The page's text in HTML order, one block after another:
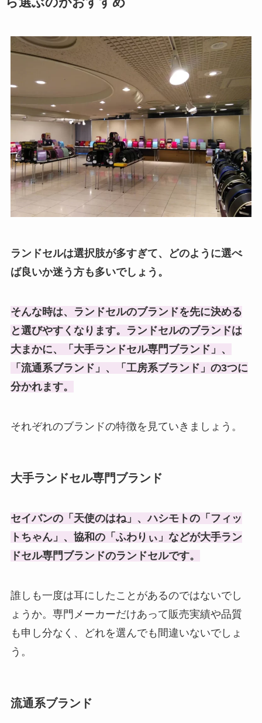
ランドセルは選択肢が多すぎて、どのように選べ
ば良いか迷う方も多いでしょう。
そんな時は、ランドセルのブランドを先に決める
と選びやすくなります。ランドセルのブランドは
大まかに、「大手ランドセル専門ブランド」、
「流通系ブランド」、「工房系ブランド」の3つに
分かれます。
それぞれのブランドの特徴を見ていきましょう。
大手ランドセル専門ブランド
セイバンの「天使のはね」、ハシモトの「フィッ
トちゃん」、協和の「ふわりぃ」などが大手ラン
ドセル専門ブランドのランドセルです。
誰しも一度は耳にしたことがあるのではないでし
ょうか。専門メーカーだけあって販売実績や品質
も申し分なく、どれを選んでも間違いないでしょ
う。
流通系ブランド